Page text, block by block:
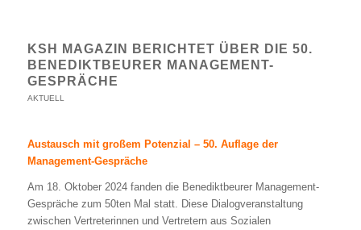
KSH MAGAZIN BERICHTET ÜBER DIE 50.
BENEDIKTBEURER MANAGEMENT-
GESPRÄCHE
AKTUELL
Austausch mit großem Potenzial – 50. Auflage der
Management-Gespräche
Am 18. Oktober 2024 fanden die Benediktbeurer Management-
Gespräche zum 50ten Mal statt. Diese Dialogveranstaltung
zwischen Vertreterinnen und Vertretern aus Sozialen